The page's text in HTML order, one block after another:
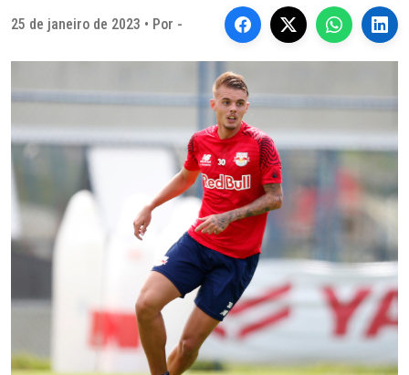
25 de janeiro de 2023 • Por -